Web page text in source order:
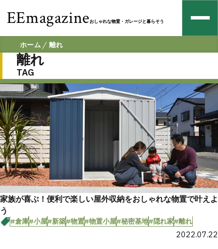
EEmagazineおしゃれな物置・ガレージと暮らそう
ホーム 離れ
離れ
TAG
家族が喜ぶ！便利で楽しい屋外収納をおしゃれな物置で叶えよ
う
#倉庫#小屋#新築#物置#物置小屋#秘密基地#隠れ家#離れ
2022.07.22